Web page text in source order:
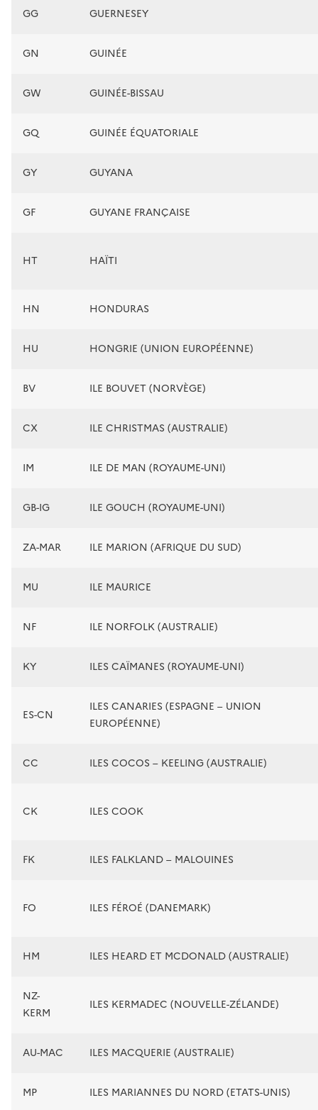
GG GUERNESEY
GN GUINÉE
GW GUINÉE-BISSAU
GQ GUINÉE ÉQUATORIALE
GY GUYANA
GF GUYANE FRANÇAISE
HT HAÏTI
HN HONDURAS
HU HONGRIE (UNION EUROPÉENNE)
BV ILE BOUVET (NORVÈGE)
CX ILE CHRISTMAS (AUSTRALIE)
IM ILE DE MAN (ROYAUME-UNI)
GB-IG ILE GOUCH (ROYAUME-UNI)
ZA-MAR ILE MARION (AFRIQUE DU SUD)
MU ILE MAURICE
NF ILE NORFOLK (AUSTRALIE)
KY ILES CAÏMANES (ROYAUME-UNI)
ES-CN
ILES CANARIES (ESPAGNE – UNION
EUROPÉENNE)
CC ILES COCOS – KEELING (AUSTRALIE)
CK ILES COOK
FK ILES FALKLAND – MALOUINES
FO ILES FÉROÉ (DANEMARK)
HM ILES HEARD ET MCDONALD (AUSTRALIE)
NZ-
KERM
ILES KERMADEC (NOUVELLE-ZÉLANDE)
AU-MAC ILES MACQUERIE (AUSTRALIE)
MP ILES MARIANNES DU NORD (ETATS-UNIS)